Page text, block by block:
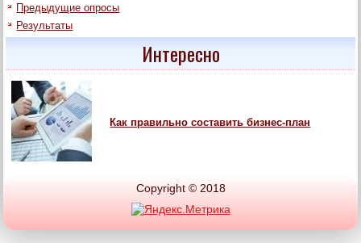
Предыдущие опросы
Результаты
Интересно
Как правильно составить бизнес-план
Copyright © 2018